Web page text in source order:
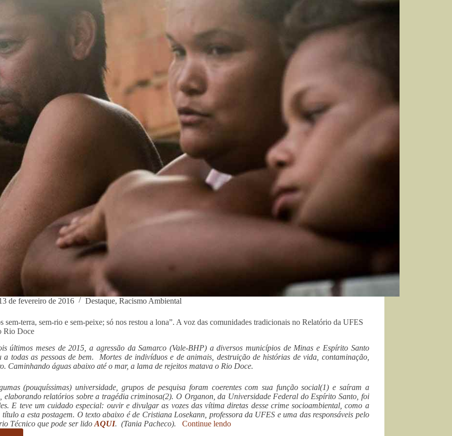
de fevereiro de 2016 Destaque, Racismo Ambiental
sem-terra, sem-rio e sem-peixe; só nos restou a lona”. A voz das comunidades tradicionais no Relatório da UFES
Rio Doce
últimos meses de 2015, a agressão da Samarco (Vale-BHP) a diversos municípios de Minas e Espírito Santo
a todas as pessoas de bem. Mortes de indivíduos e de animais, destruição de histórias de vida, contaminação,
Caminhando águas abaixo até o mar, a lama de rejeitos matava o Rio Doce.
(pouquíssimas) universidade, grupos de pesquisa foram coerentes com sua função social(1) e saíram a
elaborando relatórios sobre a tragédia criminosa(2). O Organon, da Universidade Federal do Espírito Santo, foi
E teve um cuidado especial: ouvir e divulgar as vozes das vítima diretas desse crime socioambiental, como a
título a esta postagem. O texto abaixo é de Cristiana Losekann, professora da UFES e uma das responsáveis pelo
Técnico que pode ser lido AQUI. (Tania Pacheco). Continue lendo““Somos